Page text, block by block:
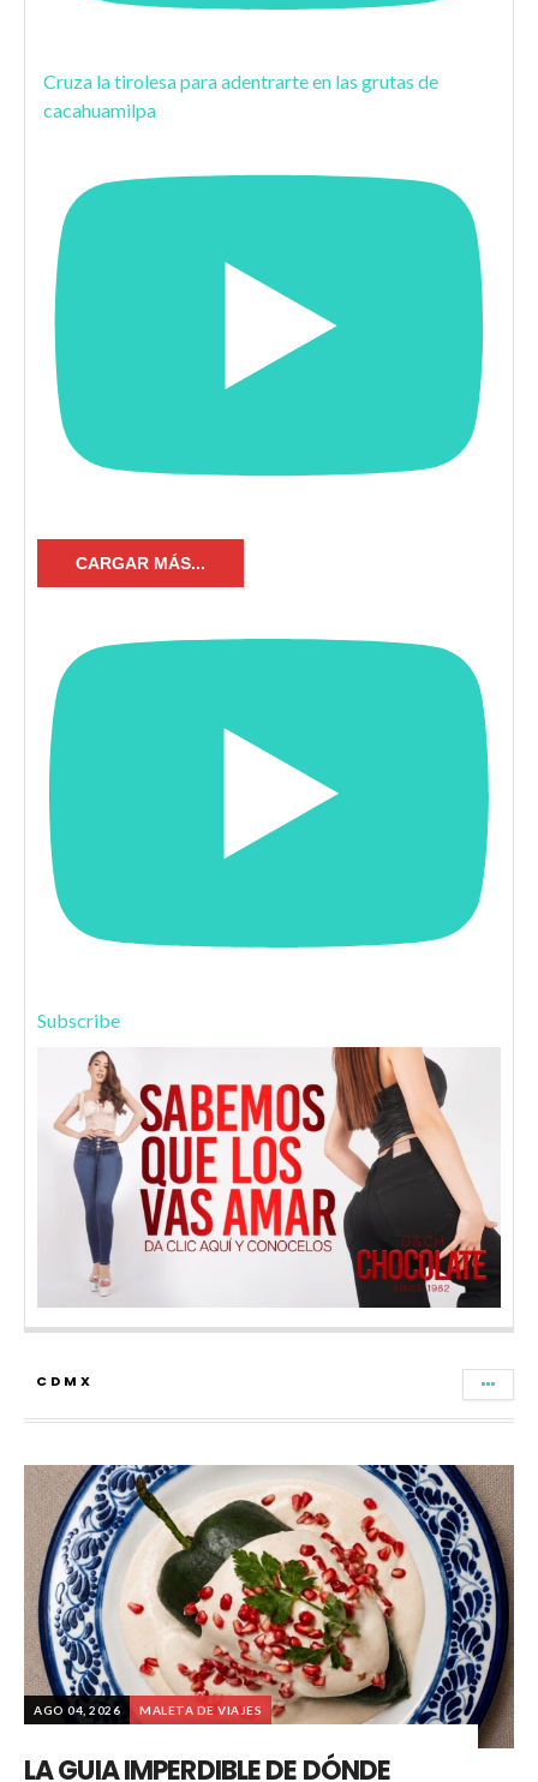
Cruza la tirolesa para adentrarte en las grutas de
cacahuamilpa
CARGAR MÁS...
Subscribe
CDMX
AGO 04, 2026 MALETA DE VIAJES
LA GUIA IMPERDIBLE DE DÓNDE